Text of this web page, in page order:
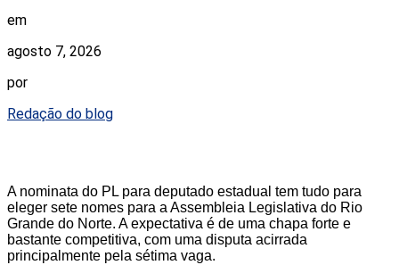
em
agosto 7, 2026
por
Redação do blog
A nominata do PL para deputado estadual tem tudo para
eleger sete nomes para a Assembleia Legislativa do Rio
Grande do Norte. A expectativa é de uma chapa forte e
bastante competitiva, com uma disputa acirrada
principalmente pela sétima vaga.